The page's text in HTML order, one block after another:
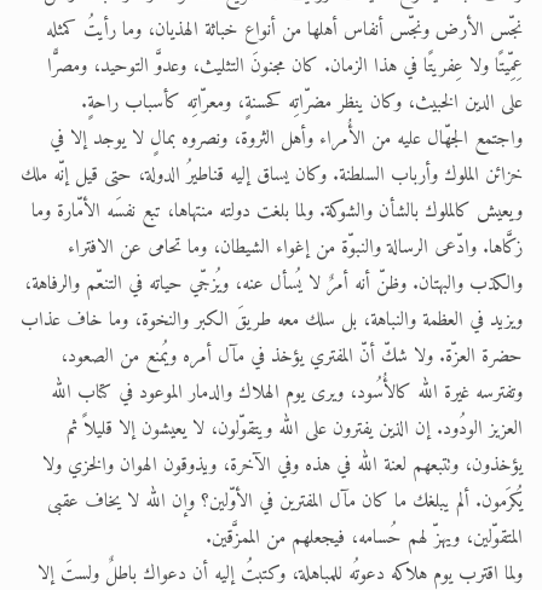
نجّس الأرض ونجّس أنفاس أهلها من أنواع خباثة الهذيان، وما رأيتُ كمثله
عِمِّيتًا ولا عِفريتًا في هذا الزمان. كان مجنونَ التثليث، وعدوَّ التوحيد، ومصرًّا
على الدين الخبيث، وكان ينظر مضرّاتِه كحسنةٍ، ومعرّاتِه كأسباب راحةٍ.
واجتمع الجهّال عليه من الأُمراء وأهل الثروة، ونصروه بمالٍ لا يوجد إلا في
خزائن الملوك وأرباب السلطنة. وكان يساق إليه قناطيرُ الدولة، حتى قيل إنّه ملك
ويعيش كالملوك بالشأن والشوكة. ولما بلغت دولته منتهاها، تبع نفسَه الأمّارة وما
زكَّاها. وادّعى الرسالة والنبوّة من إغواء الشيطان، وما تحامى عن الافتراء
والكذب والبهتان. وظنّ أنه أمرٌ لا يُسأل عنه، ويُزجّي حياته في التنعّم والرفاهة،
ويزيد في العظمة والنباهة، بل سلك معه طريقَ الكبر والنخوة، وما خاف عذاب
حضرة العزّة. ولا شكّ أنّ المفتري يؤخذ في مآل أمره ويُمنع من الصعود،
وتفترسه غيرة الله كالأُسُود، ويرى يوم الهلاك والدمار الموعود في كتاب الله
العزيز الودُود. إن الذين يفترون على الله ويتقوّلون، لا يعيشون إلا قليلاً ثم
يؤخذون، وتتبعهم لعنة الله في هذه وفي الآخرة، ويذوقون الهوان والخزي ولا
يُكرَمون. ألم يبلغك ما كان مآل المفترين في الأوّلين؟ وإن الله لا يخاف عقبى
المتقوّلين، ويهزّ لهم حُسامه، فيجعلهم من الممزَّقين.
ولما اقترب يوم هلاكه دعوتُه للمباهلة، وكتبتُ إليه أن دعواك باطلٌ ولستَ إلا